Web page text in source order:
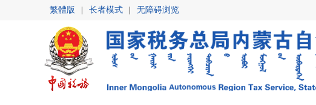
繁體版 长者模式 无障碍浏览